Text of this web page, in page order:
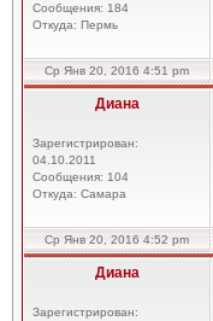
Сообщения: 184
Откуда: Пермь
Ср Янв 20, 2016 4:51 pm
Диана
Зарегистрирован:
04.10.2011
Сообщения: 104
Откуда: Самара
Ср Янв 20, 2016 4:52 pm
Диана
Зарегистрирован: